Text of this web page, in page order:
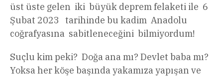
üst üste gelen iki büyük deprem felaketi ile 6
Şubat 2023 tarihinde bu kadim Anadolu
coğrafyasına sabitleneceğini bilmiyordum!
Suçlu kim peki? Doğa ana mı? Devlet baba mı?
Yoksa her köşe başında yakamıza yapışan ve